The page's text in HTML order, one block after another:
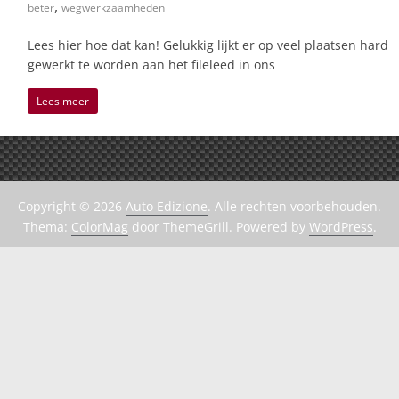
beter, wegwerkzaamheden
Lees hier hoe dat kan! Gelukkig lijkt er op veel plaatsen hard
gewerkt te worden aan het fileleed in ons
Lees meer
Copyright © 2026 Auto Edizione. Alle rechten voorbehouden.
Thema: ColorMag door ThemeGrill. Powered by WordPress.